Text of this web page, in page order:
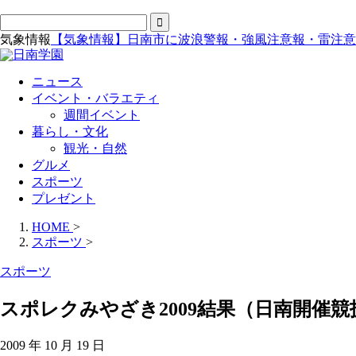
気象情報 【気象情報】日南市に波浪警報・強風注意報・雷注
ニュース
イベント・バラエティ
週間イベント
暮らし・文化
観光・自然
グルメ
スポーツ
プレゼント
HOME >
スポーツ >
スポーツ
スポレクみやざき2009結果（日南開催
2009 年 10 月 19 日